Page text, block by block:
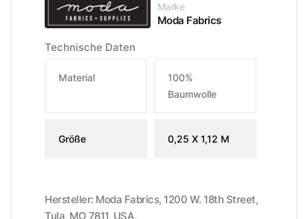
Marke
Moda Fabrics
Technische Daten
Material
100%
Baumwolle
Größe 0,25 X 1,12 M
Hersteller: Moda Fabrics, 1200 W. 18th Street,
Tula, MO 7811, USA,